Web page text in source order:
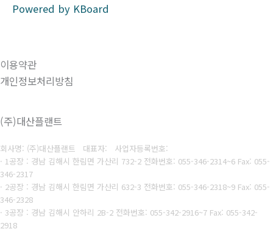
Powered by KBoard
이용약관
개인정보처리방침
(주)대산플랜트
회사명: (주)대산플랜트 대표자: 사업자등록번호:
· 1공장 : 경남 김해시 한림면 가산리 732-2 전화번호: 055-346-2314~6 Fax: 055-
346-2317
· 2공장 : 경남 김해시 한림면 가산리 632-3 전화번호: 055-346-2318~9 Fax: 055-
346-2328
· 3공장 : 경남 김해시 안하리 2B-2 전화번호: 055-342-2916~7 Fax: 055-342-
2918